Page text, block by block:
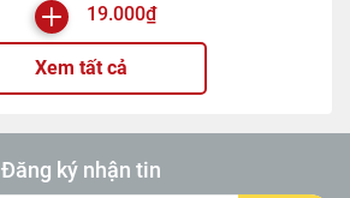
19.000₫
Xem tất cả
Đăng ký nhận tin